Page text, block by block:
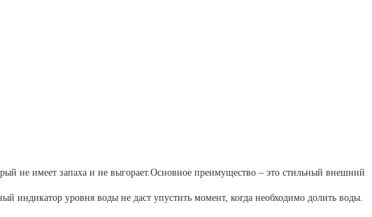
не имеет запаха и не выгорает.Основное преимущество – это стильный внешний
индикатор уровня воды не даст упустить момент, когда необходимо долить воды.